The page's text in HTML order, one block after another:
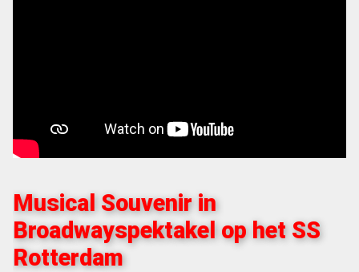
Musical Souvenir in
Broadwayspektakel op het SS
Rotterdam